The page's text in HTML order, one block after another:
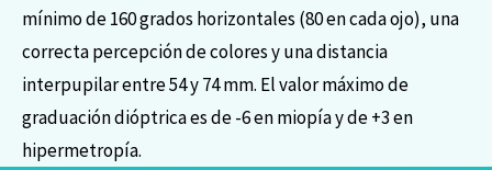
mínimo de 160 grados horizontales (80 en cada ojo), una
correcta percepción de colores y una distancia
interpupilar entre 54 y 74 mm. El valor máximo de
graduación dióptrica es de -6 en miopía y de +3 en
hipermetropía.